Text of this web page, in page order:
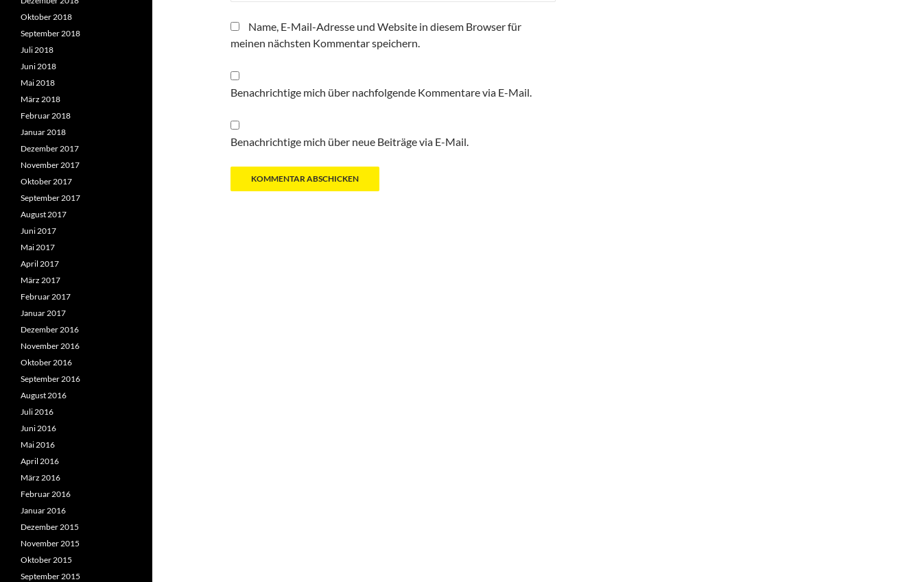
Name, E-Mail-Adresse und Website in diesem Browser für
meinen nächsten Kommentar speichern.
Benachrichtige mich über nachfolgende Kommentare via E-Mail.
Benachrichtige mich über neue Beiträge via E-Mail.
Oktober 2018
September 2018
Juli 2018
Juni 2018
Mai 2018
März 2018
Februar 2018
Januar 2018
Dezember 2017
November 2017
Oktober 2017
September 2017
August 2017
Juni 2017
Mai 2017
April 2017
März 2017
Februar 2017
Januar 2017
Dezember 2016
November 2016
Oktober 2016
September 2016
August 2016
Juli 2016
Juni 2016
Mai 2016
April 2016
März 2016
Februar 2016
Januar 2016
Dezember 2015
November 2015
Oktober 2015
September 2015